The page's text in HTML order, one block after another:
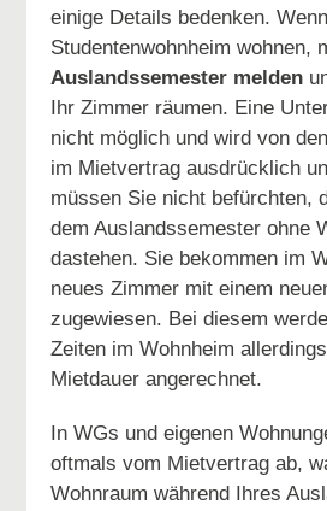
einige Details bedenken.
Studentenwohnheim wohnen,
Auslandssemester melden
Ihr Zimmer räumen. Eine
nicht möglich und wird von
im Mietvertrag ausdrücklich
müssen Sie nicht befürchten,
dem Auslandssemester ohne
dastehen. Sie bekommen im
neues Zimmer mit einem
zugewiesen. Bei diesem
Zeiten im Wohnheim
Mietdauer angerechnet.
In WGs und eigenen
oftmals vom Mietvertrag ab,
Wohnraum während Ihres